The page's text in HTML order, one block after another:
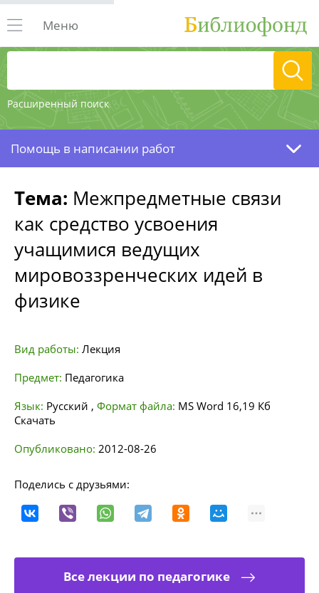
Расширенный поиск
Меню
Помощь в написании работ
Тема: Межпредметные связи
как средство усвоения
учащимися ведущих
мировоззренческих идей в
физике
Вид работы: Лекция
Предмет: Педагогика
Язык: Русский , Формат файла: MS Word 16,19 Кб
Скачать
Опубликовано: 2012-08-26
Поделись с друзьями:
Все лекции по педагогике